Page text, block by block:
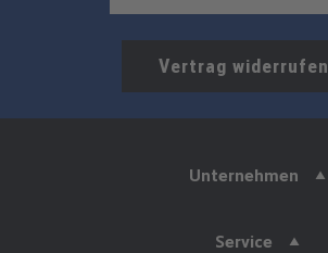
Vertrag widerrufen
Unternehmen
Service